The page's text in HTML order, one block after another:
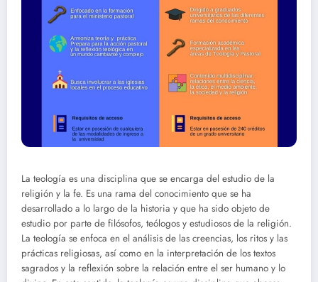
La teología es una disciplina que se encarga del estudio de la
religión y la fe. Es una rama del conocimiento que se ha
desarrollado a lo largo de la historia y que ha sido objeto de
estudio por parte de filósofos, teólogos y estudiosos de la religión.
La teología se enfoca en el análisis de las creencias, los ritos y las
prácticas religiosas, así como en la interpretación de los textos
sagrados y la reflexión sobre la relación entre el ser humano y lo